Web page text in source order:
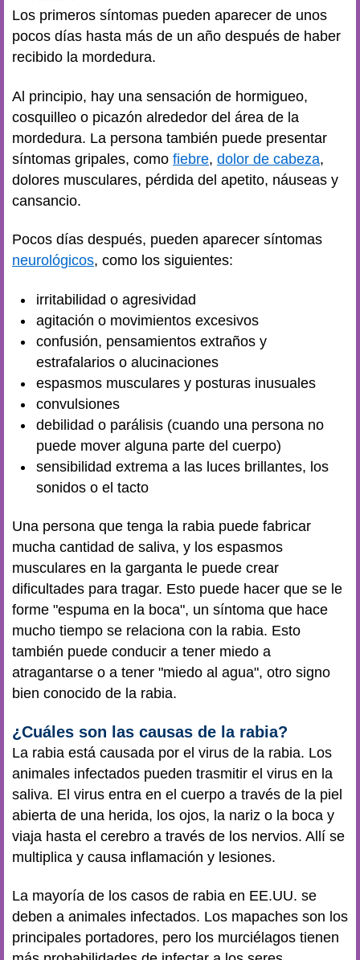
Los primeros síntomas pueden aparecer de unos
pocos días hasta más de un año después de haber
recibido la mordedura.
Al principio, hay una sensación de hormigueo,
cosquilleo o picazón alrededor del área de la
mordedura. La persona también puede presentar
síntomas gripales, como fiebre, dolor de cabeza,
dolores musculares, pérdida del apetito, náuseas y
cansancio.
Pocos días después, pueden aparecer síntomas
neurológicos, como los siguientes:
irritabilidad o agresividad
agitación o movimientos excesivos
confusión, pensamientos extraños y
estrafalarios o alucinaciones
espasmos musculares y posturas inusuales
convulsiones
debilidad o parálisis (cuando una persona no
puede mover alguna parte del cuerpo)
sensibilidad extrema a las luces brillantes, los
sonidos o el tacto
Una persona que tenga la rabia puede fabricar
mucha cantidad de saliva, y los espasmos
musculares en la garganta le puede crear
dificultades para tragar. Esto puede hacer que se le
forme "espuma en la boca", un síntoma que hace
mucho tiempo se relaciona con la rabia. Esto
también puede conducir a tener miedo a
atragantarse o a tener "miedo al agua", otro signo
bien conocido de la rabia.
¿Cuáles son las causas de la rabia?
La rabia está causada por el virus de la rabia. Los
animales infectados pueden trasmitir el virus en la
saliva. El virus entra en el cuerpo a través de la piel
abierta de una herida, los ojos, la nariz o la boca y
viaja hasta el cerebro a través de los nervios. Allí se
multiplica y causa inflamación y lesiones.
La mayoría de los casos de rabia en EE.UU. se
deben a animales infectados. Los mapaches son los
principales portadores, pero los murciélagos tienen